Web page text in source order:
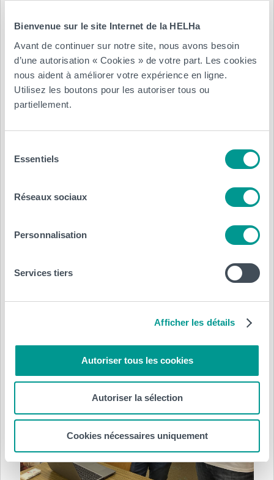
Bienvenue sur le site Internet de la HELHa
Avant de continuer sur notre site, nous avons besoin
d’une autorisation « Cookies » de votre part. Les cookies
nous aident à améliorer votre expérience en ligne.
Utilisez les boutons pour les autoriser tous ou
partiellement.
Essentiels
Réseaux sociaux
Personnalisation
Services tiers
Afficher les détails
Autoriser tous les cookies
Autoriser la sélection
Cookies nécessaires uniquement
Service Inclusion
Service Psychologique
Service Orientation
HELHa Sport
>>> Pour voir le line-up détaillé de la